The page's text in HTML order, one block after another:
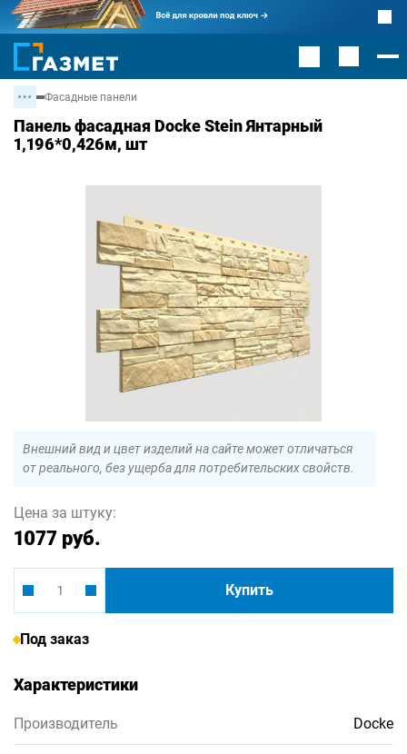
Фасадные панели
Панель фасадная Docke Stein Янтарный
1,196*0,426м, шт
Внешний вид и цвет изделий на сайте может отличаться
от реального, без ущерба для потребительских свойств.
Цена за штуку:
1077 руб.
Купить
Под заказ
Характеристики
Производитель Docke